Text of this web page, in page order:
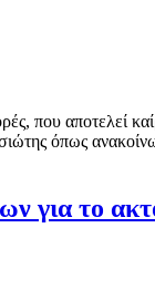
που αποτελεί
όπως
για το